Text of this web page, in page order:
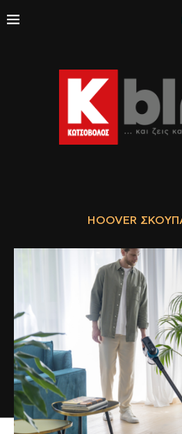
HOOVER